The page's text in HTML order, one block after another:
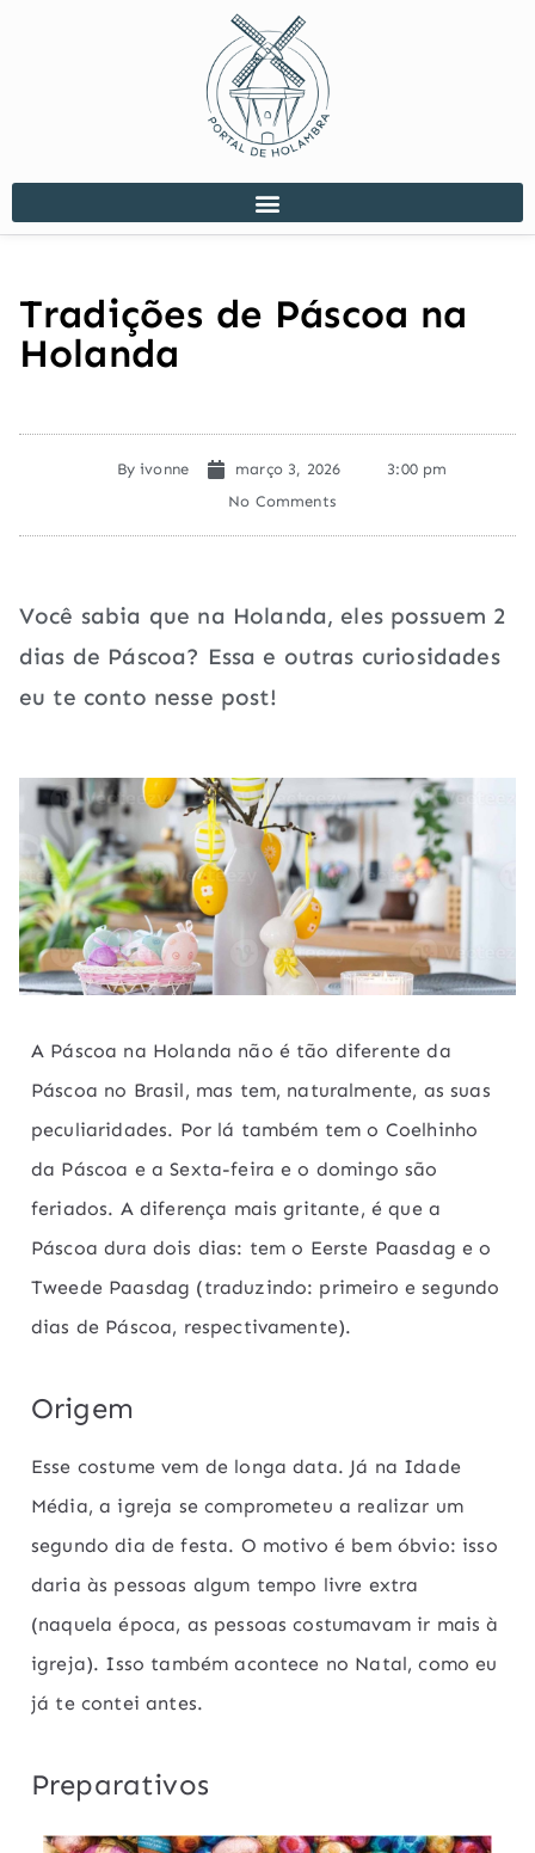
Tradições de Páscoa na
Holanda
Byivonne março 3, 2026
3:00 pm
No Comments
Você sabia que na Holanda, eles possuem 2
dias de Páscoa? Essa e outras curiosidades
eu te conto nesse post!
A Páscoa na Holanda não é tão diferente da
Páscoa no Brasil, mas tem, naturalmente, as suas
peculiaridades. Por lá também tem o Coelhinho
da Páscoa e a Sexta-feira e o domingo são
feriados. A diferença mais gritante, é que a
Páscoa dura dois dias: tem o Eerste Paasdag e o
Tweede Paasdag (traduzindo: primeiro e segundo
dias de Páscoa, respectivamente).
Origem
Esse costume vem de longa data. Já na Idade
Média, a igreja se comprometeu a realizar um
segundo dia de festa. O motivo é bem óbvio: isso
daria às pessoas algum tempo livre extra
(naquela época, as pessoas costumavam ir mais à
igreja). Isso também acontece no Natal, como eu
já te contei antes.
Preparativos